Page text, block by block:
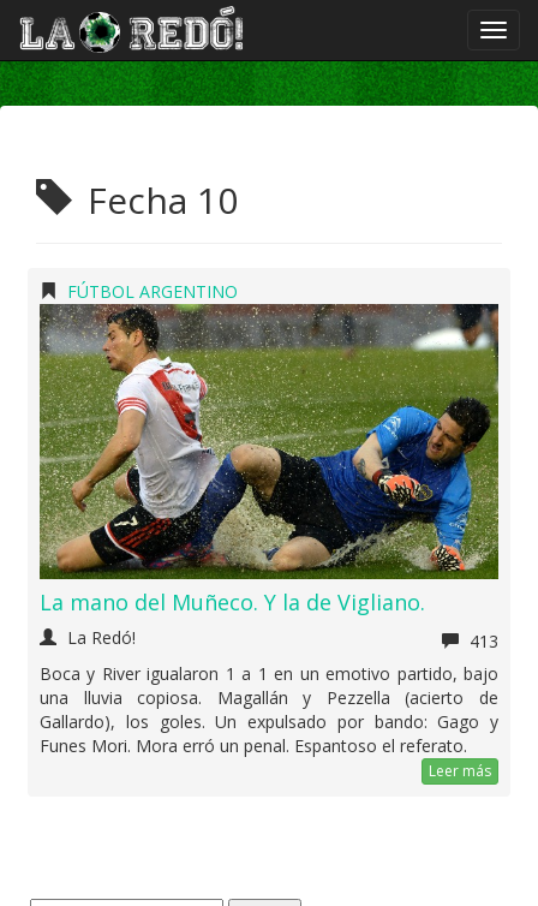
Fecha 10
FÚTBOL ARGENTINO
La mano del Muñeco. Y la de Vigliano.
La Redó!
413
Boca y River igualaron 1 a 1 en un emotivo partido, bajo
una lluvia copiosa. Magallán y Pezzella (acierto de
Gallardo), los goles. Un expulsado por bando: Gago y
Funes Mori. Mora erró un penal. Espantoso el referato.
Leer más